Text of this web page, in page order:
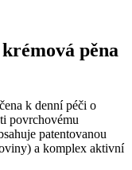
pěna
k denní péči o
povrchovému
patentovanou
a komplex aktivní